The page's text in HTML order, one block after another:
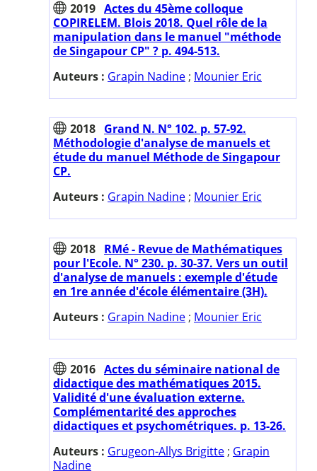
2019 Actes du 45ème colloque
COPIRELEM. Blois 2018. Quel rôle de la
manipulation dans le manuel "méthode
de Singapour CP" ? p. 494-513.
Auteurs : Grapin Nadine ; Mounier Eric
2018 Grand N. N° 102. p. 57-92.
Méthodologie d'analyse de manuels et
étude du manuel Méthode de Singapour
CP.
Auteurs : Grapin Nadine ; Mounier Eric
2018 RMé - Revue de Mathématiques
pour l'Ecole. N° 230. p. 30-37. Vers un outil
d'analyse de manuels : exemple d'étude
en 1re année d'école élémentaire (3H).
Auteurs : Grapin Nadine ; Mounier Eric
2016 Actes du séminaire national de
didactique des mathématiques 2015.
Validité d'une évaluation externe.
Complémentarité des approches
didactiques et psychométriques. p. 13-26.
Auteurs : Grugeon-Allys Brigitte ; Grapin
Nadine